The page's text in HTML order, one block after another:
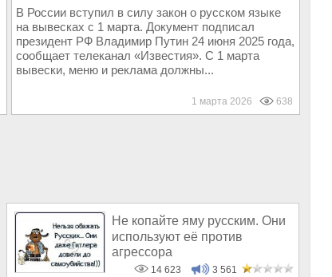
В России вступил в силу закон о русском языке
на вывесках с 1 марта. Документ подписал
президент РФ Владимир Путин 24 июня 2025 года,
сообщает телеканал «Известия». С 1 марта
вывески, меню и реклама должны...
1 марта 2026 638
Не копайте яму русским. Они
используют её против
агрессора
14 623 3 561